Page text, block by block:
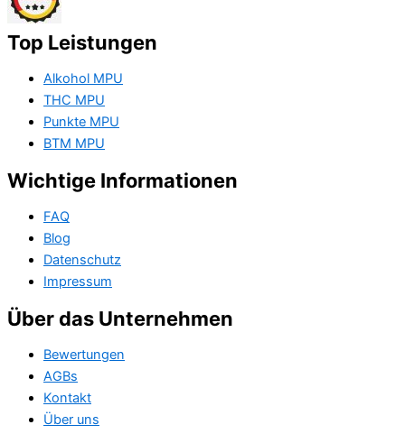
Top Leistungen
Alkohol MPU
THC MPU
Punkte MPU
BTM MPU
Wichtige Informationen
FAQ
Blog
Datenschutz
Impressum
Über das Unternehmen
Bewertungen
AGBs
Kontakt
Über uns